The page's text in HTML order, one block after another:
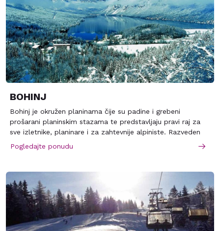
BOHINJ
Bohinj je okružen planinama čije su padine i grebeni
prošarani planinskim stazama te predstavljaju pravi raj za
sve izletnike, planinare i za zahtevnije alpiniste. Razveden
reljef i veoma živopisan krajolik oduševit će svakog šetača ili
biciklistu koji može nakon biciklističke ture ohladiti svoje
najlepših jezera Slovenije. Bohinj i okolina pružaju i sledeće
mogućnosti:igranje tenisa i golfa,igranje košarke,fudbala,
odbojke,kanjoning, veslanje i ronjenje,jahanje
konja,ribolov,padobransko jedrenje i akrobatsko
padobransko jedrenje,i još puno toga…
Pogledajte ponudu